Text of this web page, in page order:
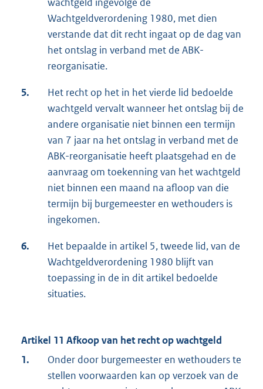
Wachtgeldverordening 1980, met dien
verstande dat dit recht ingaat op de dag van
het ontslag in verband met de ABK-
reorganisatie.
5.
Het recht op het in het vierde lid bedoelde
wachtgeld vervalt wanneer het ontslag bij de
andere organisatie niet binnen een termijn
van 7 jaar na het ontslag in verband met de
ABK-reorganisatie heeft plaatsgehad en de
aanvraag om toekenning van het wachtgeld
niet binnen een maand na afloop van die
termijn bij burgemeester en wethouders is
ingekomen.
6.
Het bepaalde in artikel 5, tweede lid, van de
Wachtgeldverordening 1980 blijft van
toepassing in de in dit artikel bedoelde
situaties.
Artikel 11 Afkoop van het recht op wachtgeld
1.
Onder door burgemeester en wethouders te
stellen voorwaarden kan op verzoek van de